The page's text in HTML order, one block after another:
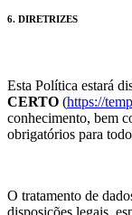
6. DIRETRIZES
Esta Política estará
CERTO (https://
conhecimento, bem
obrigatórios para
O tratamento de